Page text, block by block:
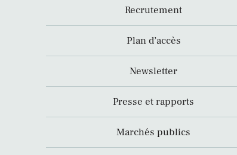
Recrutement
Plan d’accès
Newsletter
Presse et rapports
Marchés publics